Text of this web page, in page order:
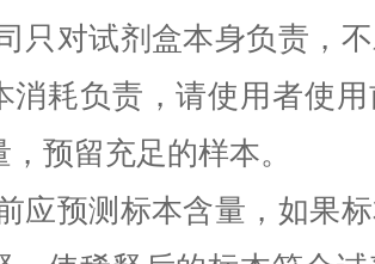
只对试剂盒本身负责，
消耗负责，请使用者使
预留充足的样本。
应预测标本含量，如果